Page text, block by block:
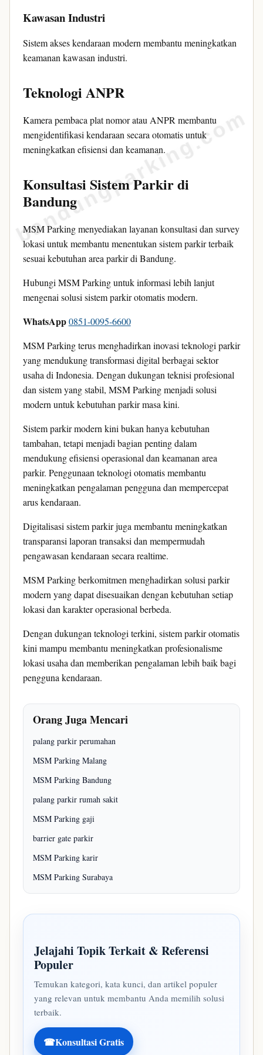
Kawasan Industri
Sistem akses kendaraan modern membantu meningkatkan
keamanan kawasan industri.
Teknologi ANPR
Kamera pembaca plat nomor atau ANPR membantu
mengidentifikasi kendaraan secara otomatis untuk
meningkatkan efisiensi dan keamanan.
Konsultasi Sistem Parkir di
Bandung
MSM Parking menyediakan layanan konsultasi dan survey
lokasi untuk membantu menentukan sistem parkir terbaik
sesuai kebutuhan area parkir di Bandung.
Hubungi MSM Parking untuk informasi lebih lanjut
mengenai solusi sistem parkir otomatis modern.
WhatsApp 0851-0095-6600
MSM Parking terus menghadirkan inovasi teknologi parkir
yang mendukung transformasi digital berbagai sektor
usaha di Indonesia. Dengan dukungan teknisi profesional
dan sistem yang stabil, MSM Parking menjadi solusi
modern untuk kebutuhan parkir masa kini.
Sistem parkir modern kini bukan hanya kebutuhan
tambahan, tetapi menjadi bagian penting dalam
mendukung efisiensi operasional dan keamanan area
parkir. Penggunaan teknologi otomatis membantu
meningkatkan pengalaman pengguna dan mempercepat
arus kendaraan.
Digitalisasi sistem parkir juga membantu meningkatkan
transparansi laporan transaksi dan mempermudah
pengawasan kendaraan secara realtime.
MSM Parking berkomitmen menghadirkan solusi parkir
modern yang dapat disesuaikan dengan kebutuhan setiap
lokasi dan karakter operasional berbeda.
Dengan dukungan teknologi terkini, sistem parkir otomatis
kini mampu membantu meningkatkan profesionalisme
lokasi usaha dan memberikan pengalaman lebih baik bagi
pengguna kendaraan.
Orang Juga Mencari
palang parkir perumahan
MSM Parking Malang
MSM Parking Bandung
palang parkir rumah sakit
MSM Parking gaji
barrier gate parkir
MSM Parking karir
MSM Parking Surabaya
Jelajahi Topik Terkait & Referensi
Populer
Temukan kategori, kata kunci, dan artikel populer
yang relevan untuk membantu Anda memilih solusi
terbaik.
☎Konsultasi Gratis
bandungparking.com